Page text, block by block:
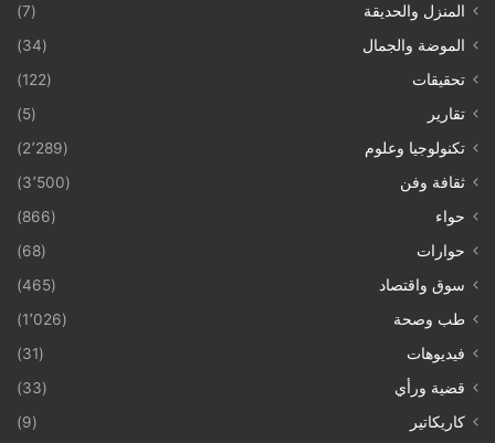
المنزل والحديقة
(7)
الموضة والجمال
(34)
تحقيقات
(122)
تقارير
(5)
تكنولوجيا وعلوم
(2٬289)
ثقافة وفن
(3٬500)
حواء
(866)
حوارات
(68)
سوق واقتصاد
(465)
طب وصحة
(1٬026)
فيديوهات
(31)
قضية ورأي
(33)
كاريكاتير
(9)